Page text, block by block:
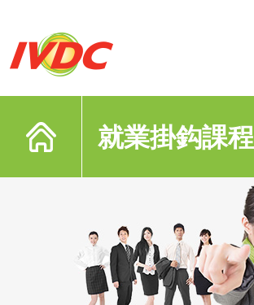
就業掛鈎課程